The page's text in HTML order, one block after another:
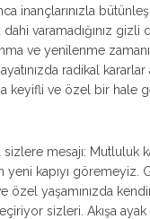
inançlarınızla
varamadığınız gizli
ve yenilenme
radikal
keyifli ve özel bir hale
mesajı: Mutluluk
yeni kapıyı göremeyiz.
özel yaşamınızda
sizleri. Akışa ayak